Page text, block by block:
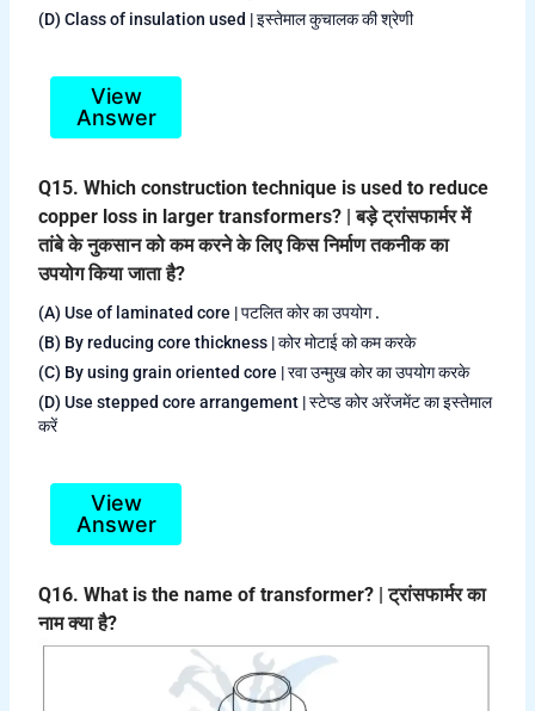
(D) Class of insulation used | इस्तेमाल कुचालक की श्रेणी
View
Answer
Q15. Which construction technique is used to reduce
copper loss in larger transformers? | बड़े ट्रांसफार्मर में
तांबे के नुकसान को कम करने के लिए किस निर्माण तकनीक का
उपयोग किया जाता है?
(A) Use of laminated core | पटलित कोर का उपयोग .
(B) By reducing core thickness | कोर मोटाई को कम करके
(C) By using grain oriented core | रवा उन्मुख कोर का उपयोग करके
(D) Use stepped core arrangement | स्टेप्ड कोर अरेंजमेंट का इस्तेमाल
करें
View
Answer
Q16. What is the name of transformer? | ट्रांसफार्मर का
नाम क्या है?